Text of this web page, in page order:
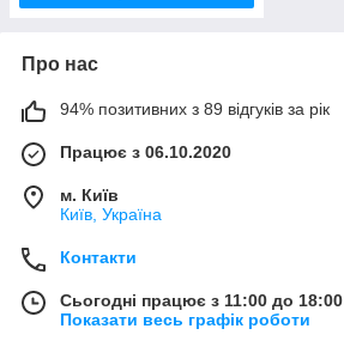
Про нас
94% позитивних з 89 відгуків за рік
Працює з 06.10.2020
м. Київ
Київ, Україна
Контакти
Сьогодні працює з 11:00 до 18:00
Показати весь графік роботи